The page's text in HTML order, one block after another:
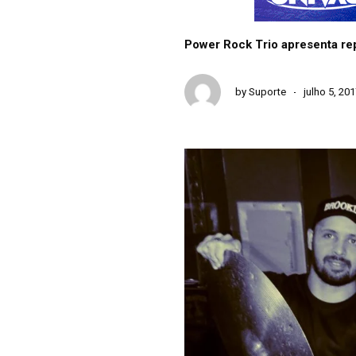
Power Rock Trio apresenta
by Suporte julho 5,